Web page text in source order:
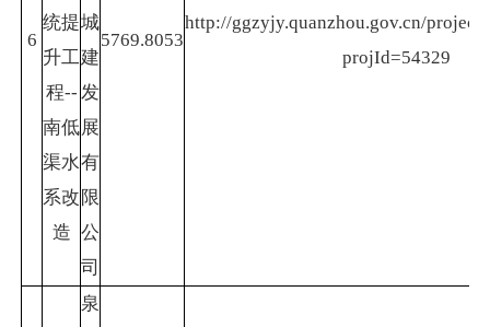
6
统提
升工
程--
南低
渠水
系改
造
城
建
发
展
有
限
公
司
5769.8053
http://ggzyjy.quanzhou.gov.cn/
projId=54329
泉